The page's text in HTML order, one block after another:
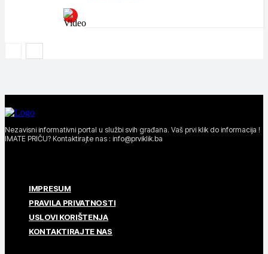
Nezavisni informativni portal u službi svih građana. Vaš prvi klik do informacija !
IMATE PRIČU? Kontaktirajte nas : info@prviklik.ba
IMPRESUM
PRAVILA PRIVATNOSTI
USLOVI KORIŠTENJA
KONTAKTIRAJTE NAS